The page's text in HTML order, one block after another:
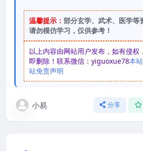
温馨提示： 部分玄学、武术、医学等
请勿模仿学习，仅供参考！
以上内容由网站用户发布，如有侵权
即删除！联系微信：yiguoxue78本
站免责声明
小易 分享